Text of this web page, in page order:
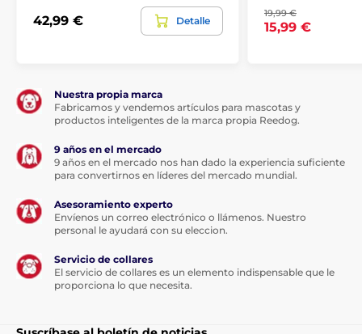
42,99 € Detalle
19,99 €
15,99 €
Nuestra propia marca
Fabricamos y vendemos artículos para mascotas y
productos inteligentes de la marca propia Reedog.
9 años en el mercado
9 años en el mercado nos han dado la experiencia suficiente
para convertirnos en líderes del mercado mundial.
Asesoramiento experto
Envíenos un correo electrónico o llámenos. Nuestro
personal le ayudará con su eleccion.
Servicio de collares
El servicio de collares es un elemento indispensable que le
proporciona lo que necesita.